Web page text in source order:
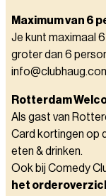
Maximum van 6
Je kunt maximaal
groter dan 6
Rotterdam
Als gast van
Card kortingen op
eten & drinken.
Ook bij Comedy
het